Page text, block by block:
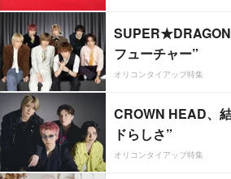
フューチャー”
オリコンタイアップ特集
CROWN HEAD、
ドらしさ”
オリコンタイアップ特集